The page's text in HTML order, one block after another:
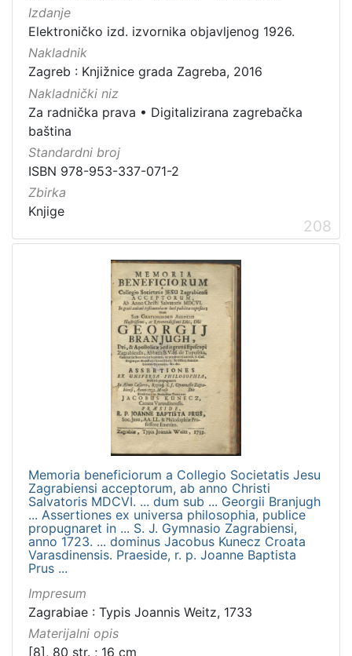
Izdanje
Elektroničko izd. izvornika objavljenog 1926.
Nakladnik
Zagreb : Knjižnice grada Zagreba, 2016
Nakladnički niz
Za radnička prava • Digitalizirana zagrebačka
baština
Standardni broj
ISBN 978-953-337-071-2
Zbirka
Knjige
208
Memoria beneficiorum a Collegio Societatis Jesu
Zagrabiensi acceptorum, ab anno Christi
Salvatoris MDCVI. ... dum sub ... Georgii Branjugh
... Assertiones ex universa philosophia, publice
propugnaret in ... S. J. Gymnasio Zagrabiensi,
anno 1723. ... dominus Jacobus Kunecz Croata
Varasdinensis. Praeside, r. p. Joanne Baptista
Prus ...
Impresum
Zagrabiae : Typis Joannis Weitz, 1733
Materijalni opis
[8], 80 str. ; 16 cm